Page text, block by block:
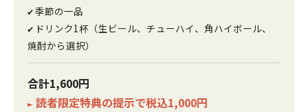
✔季節の一品
✔ ドリンク1杯（生ビール、チューハイ、角ハイボール、
焼酎から選択）
合計1,600円
► 読者限定特典の提示で税込1,000円